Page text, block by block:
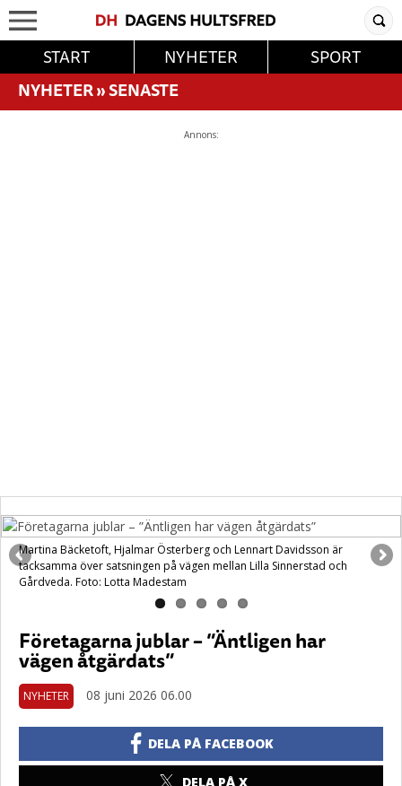
START NYHETER
SPORT
NYHETER»SENASTE
Annons:
Martina Bäcketoft, Hjalmar Österberg och Lennart Davidsson är
tacksamma över satsningen på vägen mellan Lilla Sinnerstad och
Gårdveda. Foto: Lotta Madestam
Företagarna jublar – ”Äntligen har
vägen åtgärdats”
NYHETER 08 juni 2026 06.00
DELA PÅ FACEBOOK
DELA PÅ X